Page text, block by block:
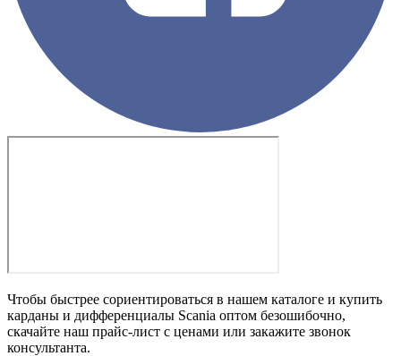
Чтобы быстрее сориентироваться в нашем каталоге и купить
карданы и дифференциалы Scania оптом безошибочно,
скачайте наш прайс-лист с ценами или закажите звонок
консультанта.